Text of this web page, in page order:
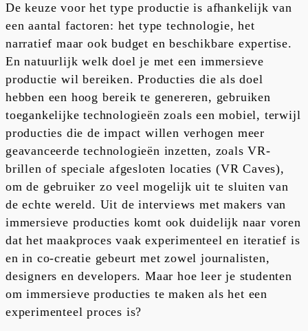
De keuze voor het type productie is afhankelijk van
een aantal factoren: het type technologie, het
narratief maar ook budget en beschikbare expertise.
En natuurlijk welk doel je met een immersieve
productie wil bereiken. Producties die als doel
hebben een hoog bereik te genereren, gebruiken
toegankelijke technologieën zoals een mobiel, terwijl
producties die de impact willen verhogen meer
geavanceerde technologieën inzetten, zoals VR-
brillen of speciale afgesloten locaties (VR Caves),
om de gebruiker zo veel mogelijk uit te sluiten van
de echte wereld. Uit de interviews met makers van
immersieve producties komt ook duidelijk naar voren
dat het maakproces vaak experimenteel en iteratief is
en in co-creatie gebeurt met zowel journalisten,
designers en developers. Maar hoe leer je studenten
om immersieve producties te maken als het een
experimenteel proces is?